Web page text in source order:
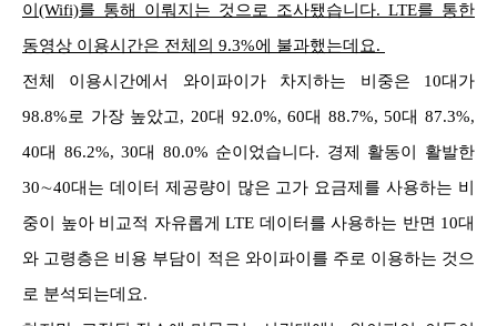
이(Wifi)를 통해 이뤄지는 것으로 조사됐습니다. LTE를 통한
동영상 이용시간은 전체의 9.3%에 불과했는데요.
전체 이용시간에서 와이파이가 차지하는 비중은 10대가
98.8%로 가장 높았고, 20대 92.0%, 60대 88.7%, 50대 87.3%,
40대 86.2%, 30대 80.0% 순이었습니다. 경제 활동이 활발한
30∼40대는 데이터 제공량이 많은 고가 요금제를 사용하는 비
중이 높아 비교적 자유롭게 LTE 데이터를 사용하는 반면 10대
와 고령층은 비용 부담이 적은 와이파이를 주로 이용하는 것으
로 분석되는데요.